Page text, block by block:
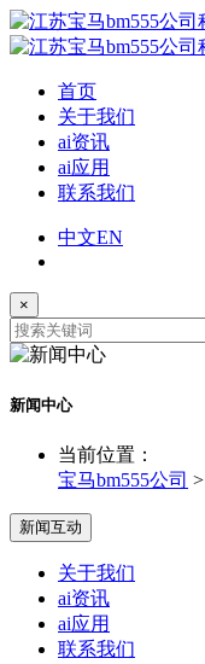
首页
关于我们
ai资讯
ai应用
联系我们
中文EN
×
新闻中心
当前位置：
宝马bm555公司 >
新闻互动
关于我们
ai资讯
ai应用
联系我们